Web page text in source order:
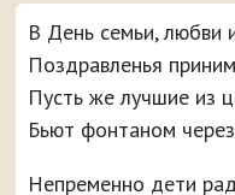
В День семьи, любви
Поздравленья
Пусть же лучшие из
Бьют фонтаном
Непременно дети